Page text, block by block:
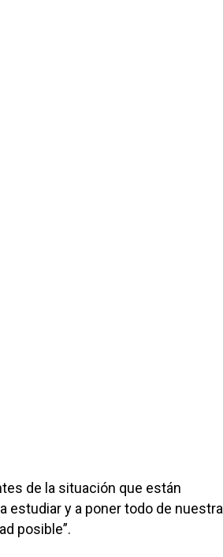
de la situación que están
estudiar y a poner todo de nuestra
posible”.